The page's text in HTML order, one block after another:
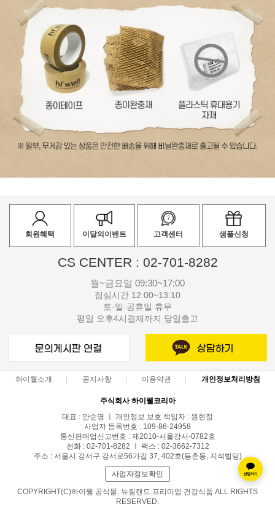
회원혜택 이달의이벤트 고객센터 샘플신청
CS CENTER : 02-701-8282
월~금요일 09:30~17:00
점심시간 12:00~13:10
토·일·공휴일 휴무
평일 오후4시결제까지 당일출고
하이웰소개 공지사항 이용약관 개인정보처리방침
주식회사 하이웰코리아
대표 : 안순영 ㅣ 개인정보 보호 책임자 : 원현정
사업자 등록번호 : 109-86-24958
통신판매업신고번호 : 제2010-서울강서-0782호
전화 : 02-701-8282 ㅣ 팩스 : 02-3662-7312
주소 : 서울시 강서구 강서로56가길 37, 402호(등촌동, 지석빌딩)
사업자정보확인
COPYRIGHT(C)하이웰 공식몰, 뉴질랜드 프리미엄 건강식품 ALL RIGHTS
RESERVED.